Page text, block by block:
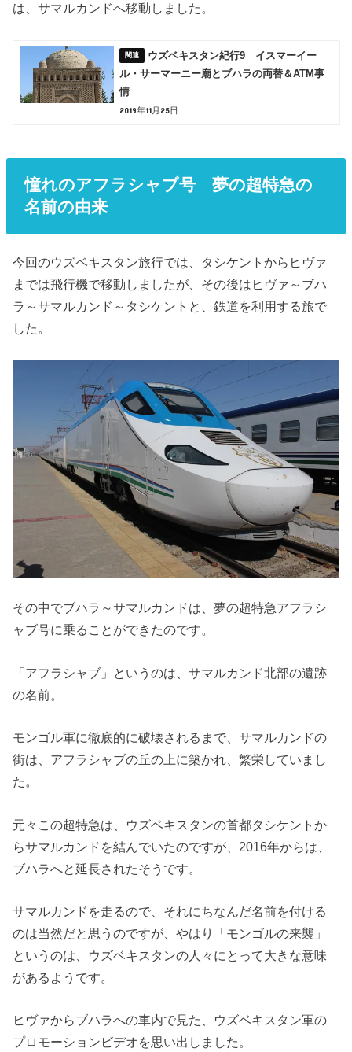
は、サマルカンドへ移動しました。
ウズベキスタン紀行9 イスマーイー
ル・サーマーニー廟とブハラの両替＆ATM事
情
2019年11月25日
憧れのアフラシャブ号 夢の超特急の
名前の由来
今回のウズベキスタン旅行では、タシケントからヒヴァ
までは飛行機で移動しましたが、その後はヒヴァ～ブハ
ラ～サマルカンド～タシケントと、鉄道を利用する旅で
した。
その中でブハラ～サマルカンドは、夢の超特急アフラシ
ャブ号に乗ることができたのです。
「アフラシャブ」というのは、サマルカンド北部の遺跡
の名前。
モンゴル軍に徹底的に破壊されるまで、サマルカンドの
街は、アフラシャブの丘の上に築かれ、繁栄していまし
た。
元々この超特急は、ウズベキスタンの首都タシケントか
らサマルカンドを結んでいたのですが、2016年からは、
ブハラへと延長されたそうです。
サマルカンドを走るので、それにちなんだ名前を付ける
のは当然だと思うのですが、やはり「モンゴルの来襲」
というのは、ウズベキスタンの人々にとって大きな意味
があるようです。
ヒヴァからブハラへの車内で見た、ウズベキスタン軍の
プロモーションビデオを思い出しました。